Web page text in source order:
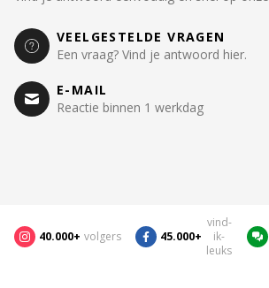
VEELGESTELDE VRAGEN
Een vraag? Vind je antwoord hier.
E-MAIL
Reactie binnen 1 werkdag
40.000+ volgers 45.000+
vind-
ik-
leuks